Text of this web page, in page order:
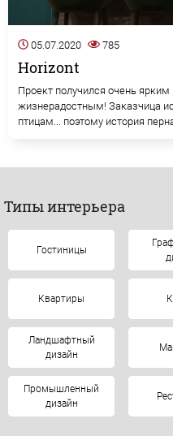
05.07.2020 785
Horizont
Проект получился очень
жизнерадостным! Заказчица
птицам... поэтому история
Типы интерьера
Гостиницы
Квартиры
Ландшафтный
дизайн
Промышленный
дизайн